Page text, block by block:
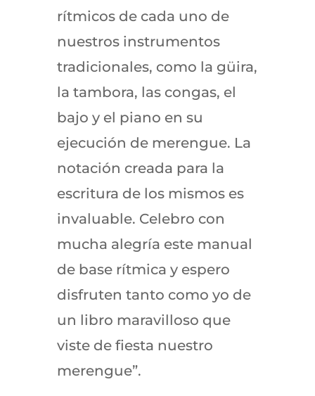
rítmicos de cada uno de
nuestros instrumentos
tradicionales, como la güira,
la tambora, las congas, el
bajo y el piano en su
ejecución de merengue. La
notación creada para la
escritura de los mismos es
invaluable. Celebro con
mucha alegría este manual
de base rítmica y espero
disfruten tanto como yo de
un libro maravilloso que
viste de fiesta nuestro
merengue”.